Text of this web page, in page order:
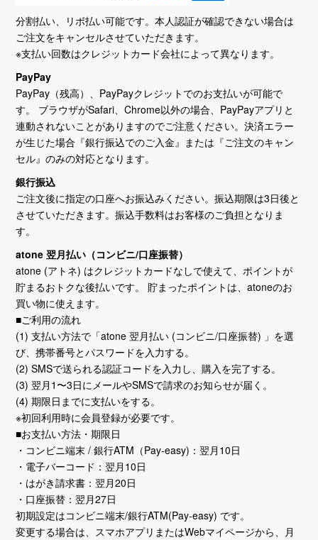
分割払い、リボ払い可能です。本人認証が確認できない場合は
ご注文をキャンセルさせていただきます。
※支払い回数はクレジットカード会社によって異なります。
PayPay
PayPay（残高）、PayPayクレジットでのお支払いが可能で
す。 ブラウザがSafari、Chrome以外の場合、PayPayアプリと
連動されないことがありますのでご注意ください。決済エラー
が生じた場合『銀行振込でのご入金』または『ご注文のキャン
セル』のみの対応となります。
銀行振込
ご注文後に指定の口座へお振込みください。振込期限は3日後と
させていただきます。振込手数料はお客様のご負担となりま
す。
atone 翌月払い（コンビニ/口座振替）
atone (アトネ) はクレジットカードなしで使えて、ポイントが
貯まるおトクな後払いです。 貯まったポイントは、atoneのお
買い物に使えます。
■ご利用の流れ
(1) 支払い方法で「atone 翌月払い (コンビニ/口座振替) 」を選
び、携帯番号とパスワードを入力する。
(2) SMSで送られる認証コードを入力し、購入を完了する。
(3) 翌月1〜3日にメールやSMSで請求のお知らせが届く。
(4) 期限日までに支払いをする。
※初回利用時に会員登録が必要です。
■お支払い方法・期限日
・コンビニ端末 / 銀行ATM（Pay-easy)：翌月10日
・電子バーコード：翌月10日
・はがき請求書：翌月20日
・口座振替：翌月27日
初期設定はコンビニ端末/銀行ATM(Pay-easy) です。
変更する場合は、スマホアプリまたはWebマイページから、月